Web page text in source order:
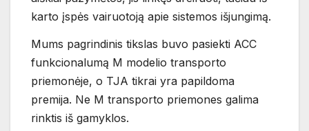
karto įspės vairuotoją apie sistemos išjungimą.
Mums pagrindinis tikslas buvo pasiekti ACC
funkcionalumą M modelio transporto
priemonėje, o TJA tikrai yra papildoma
premija. Ne M transporto priemones galima
rinktis iš gamyklos.